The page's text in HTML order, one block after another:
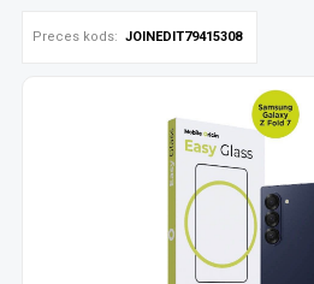
Preces kods: JOINEDIT79415308